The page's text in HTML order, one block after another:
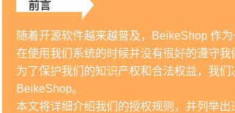
前言
随着开源软件越来越普及，BeikeShop 作
在使用我们系统的时候并没有很好的遵守我
为了保护我们的知识产权和合法权益，我
BeikeShop。
本文将详细介绍我们的授权规则，并列举出